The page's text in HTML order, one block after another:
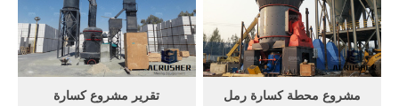
إجمالي المشروع تقرير آلة
إدراج مصنع الزجاج, عربات
تقرير . More
مخطط مشروع ، سنستخدم
المعرفة المهنية لمساعدتك ،
والاستماع ...
تقرير مشروع كسارة
مشروع محطة كسارة رمل